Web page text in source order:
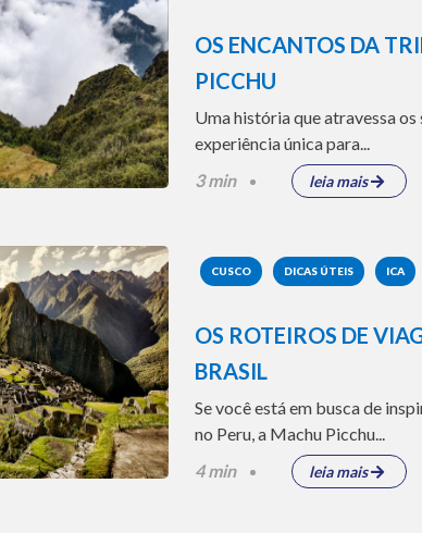
OS ENCANTOS DA
PICCHU
Uma história que atravessa os
experiência única para...
3 min
leia mais
CUSCO DICAS ÚTEIS ICA
OS ROTEIROS DE
BRASIL
Se você está em busca de
no Peru, a Machu Picchu...
4 min
leia mais